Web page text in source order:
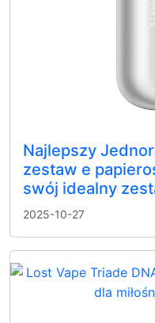
Najlepszy
zestaw e
swój idealny
2025-10-27